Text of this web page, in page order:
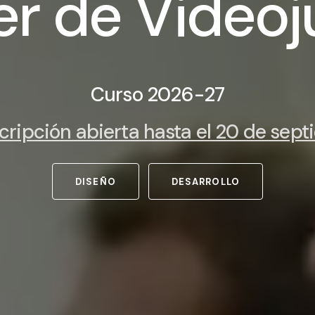
r de Videoj
Curso 2026-27
abierta hasta el 20 de
DISEÑO DESARROLLO